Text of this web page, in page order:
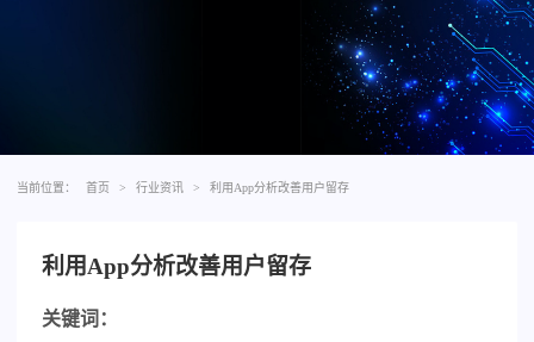
当前位置： 首页 > 行业资讯 > 利用App分析改善用户留存
利用App分析改善用户留存
关键词：